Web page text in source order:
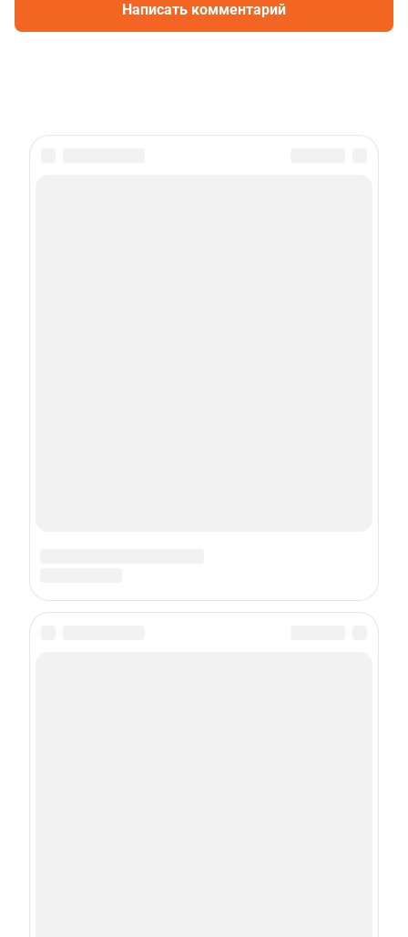
Написать комментарий